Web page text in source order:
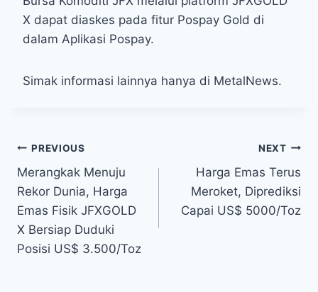
X dapat diaskes pada fitur Pospay Gold di
dalam Aplikasi Pospay.
Simak informasi lainnya hanya di MetalNews.
Post
navigation
PREVIOUS
Merangkak Menuju
Rekor Dunia, Harga
Emas Fisik JFXGOLD
X Bersiap Duduki
Posisi US$ 3.500/Toz
NEXT
Harga Emas Terus
Meroket, Diprediksi
Capai US$ 5000/Toz